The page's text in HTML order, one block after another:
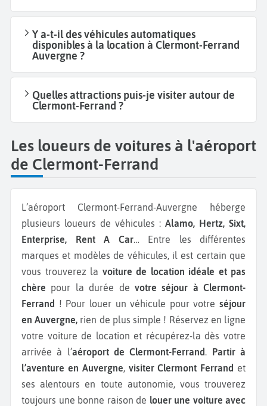
Y a-t-il des véhicules automatiques
disponibles à la location à Clermont-Ferrand
Auvergne ?
Quelles attractions puis-je visiter autour de
Clermont-Ferrand ?
Les loueurs de voitures à l'aéroport
de Clermont-Ferrand
L’aéroport Clermont-Ferrand-Auvergne héberge
plusieurs loueurs de véhicules : Alamo, Hertz, Sixt,
Enterprise, Rent A Car… Entre les différentes
marques et modèles de véhicules, il est certain que
vous trouverez la voiture de location idéale et pas
chère pour la durée de votre séjour à Clermont-
Ferrand ! Pour louer un véhicule pour votre séjour
en Auvergne, rien de plus simple ! Réservez en ligne
votre voiture de location et récupérez-la dès votre
arrivée à l’aéroport de Clermont-Ferrand. Partir à
l’aventure en Auvergne, visiter Clermont Ferrand et
ses alentours en toute autonomie, vous trouverez
toujours une bonne raison de louer une voiture avec